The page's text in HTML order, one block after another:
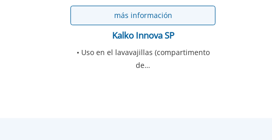
más información
Kalko Innova SP
• Uso en el lavavajillas (compartimento
de…